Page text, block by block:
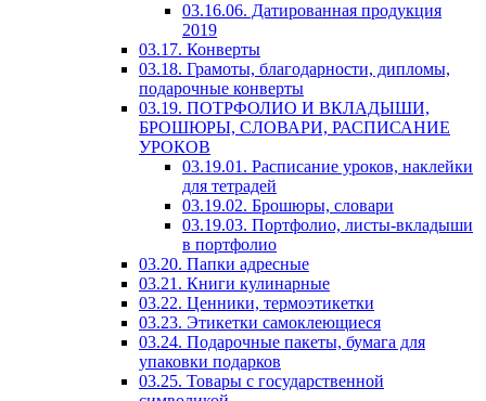
03.16.06. Датированная продукция
2019
03.17. Конверты
03.18. Грамоты, благодарности, дипломы,
подарочные конверты
03.19. ПОТРФОЛИО И ВКЛАДЫШИ,
БРОШЮРЫ, СЛОВАРИ, РАСПИСАНИЕ
УРОКОВ
03.19.01. Расписание уроков, наклейки
для тетрадей
03.19.02. Брошюры, словари
03.19.03. Портфолио, листы-вкладыши
в портфолио
03.20. Папки адресные
03.21. Книги кулинарные
03.22. Ценники, термоэтикетки
03.23. Этикетки самоклеющиеся
03.24. Подарочные пакеты, бумага для
упаковки подарков
03.25. Товары с государственной